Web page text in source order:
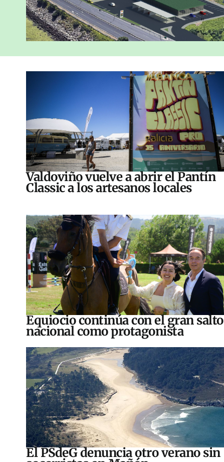
Valdoviño vuelve a abrir el Pantín
Classic a los artesanos locales
Equiocio continúa con el gran salto
nacional como protagonista
El PSdeG denuncia otro verano sin